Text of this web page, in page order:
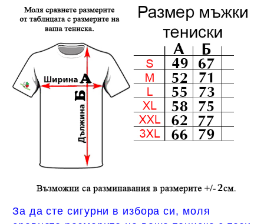
За да сте сигурни в избора си, моля